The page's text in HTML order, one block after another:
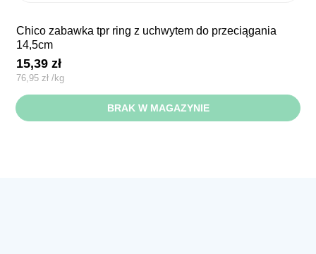
chico zabawka tpr ring z uchwytem do przeciągania
14,5cm
15,39zł
76,95zł /kg
BRAK W MAGAZYNIE